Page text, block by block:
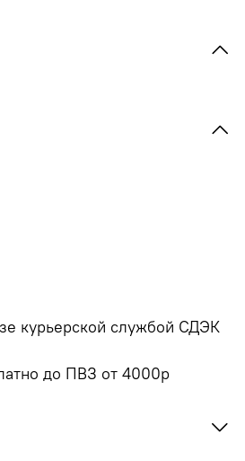
курьерской службой СДЭК
до ПВЗ от 4000р